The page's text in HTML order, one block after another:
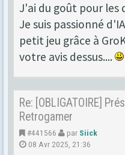
J'ai du goût pour les
Je suis passionné
petit jeu grâce à
votre avis dessus....
Re: [OBLIGATOIRE]
Retrogamer
#441566 par Siick
08 Avr 2025, 21:36